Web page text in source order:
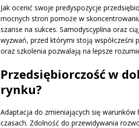
Jak ocenić swoje predyspozycje
mocnych stron pomoże w
szanse na sukces. Samodyscyplina oraz
wyzwań, przed którymi stoją współcześni
oraz szkolenia pozwalają na lepsze
Przedsiębiorczość w
rynku?
Adaptacja do zmieniających się
czasach. Zdolność do przewidywania